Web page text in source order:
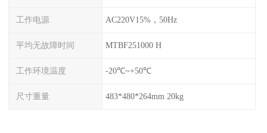
工作电源 AC220V15%，50Hz
平均无故障时间 MTBF251000 H
工作环境温度 -20℃~+50℃
尺寸重量 483*480*264mm 20kg